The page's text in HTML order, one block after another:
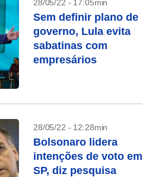
28/05/22 - 17:05min
Sem definir plano de
governo, Lula evita
sabatinas com
empresários
28/05/22 - 12:28min
Bolsonaro lidera
intenções de voto em
SP, diz pesquisa